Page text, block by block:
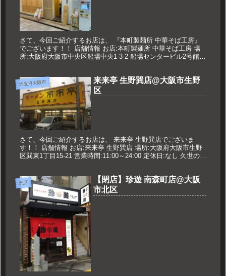
さて、今回ご紹介するお店は、 『本町製麺所 中華そば工房』
でございます！！ 店舗情報 お店:本町製麺所 中華そば工房 場
所:大阪府大阪市中央区船場中央1-3-2 船場センタービル2号館
大阪府大阪市
来来亭 生野巽店@大阪市生野
区
さて、今回ご紹介するお店は、 来来亭 生野巽店でございま
す！！ 店舗情報 お店:来来亭 生野巽店 場所:大阪府大阪市生野
区巽東1丁目15-21 営業時間:11:00～24:00 定休日:なし 久世のお
北区
【閉店】珍遊 南森町店@大阪
市北区